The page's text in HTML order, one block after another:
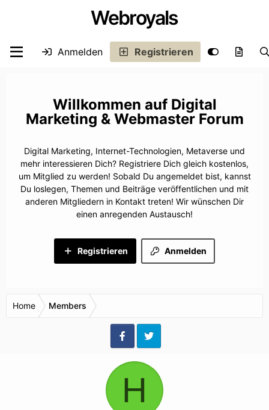
Webroyals
Anmelden Registrieren
Digital
Marketing & Webmaster Forum
Digital Marketing, Internet-Technologien, Metaverse und
mehr interessieren Dich? Registriere Dich gleich kostenlos,
um Mitglied zu werden! Sobald Du angemeldet bist, kannst
Du loslegen, Themen und Beiträge veröffentlichen und mit
anderen Mitgliedern in Kontakt treten! Wir wünschen Dir
einen anregenden Austausch!
Anmelden
Registrieren
Home Members
H